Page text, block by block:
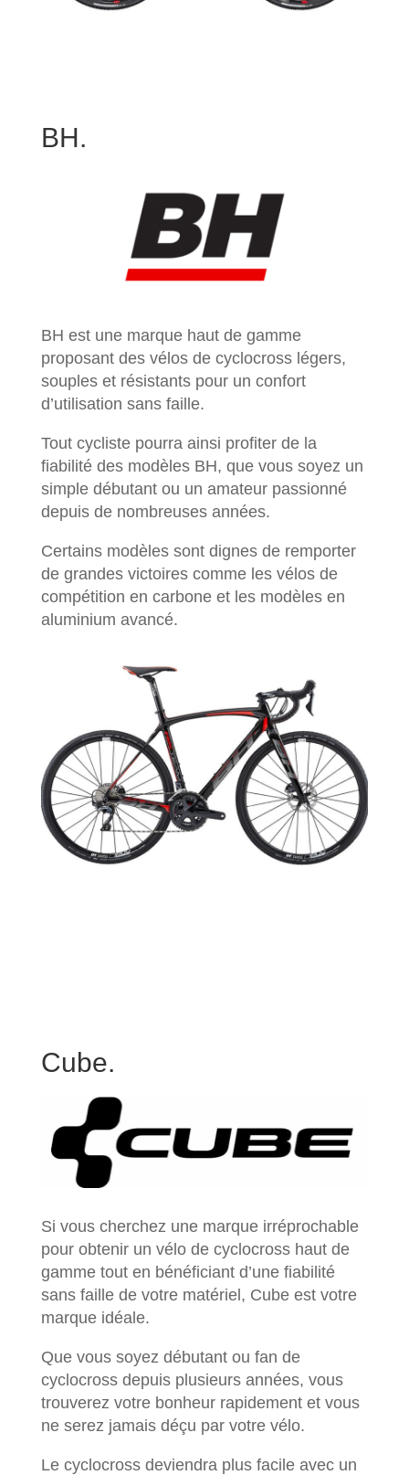
BH.
BH est une marque haut de gamme
proposant des vélos de cyclocross légers,
souples et résistants pour un confort
d’utilisation sans faille.
Tout cycliste pourra ainsi profiter de la
fiabilité des modèles BH, que vous soyez un
simple débutant ou un amateur passionné
depuis de nombreuses années.
Certains modèles sont dignes de remporter
de grandes victoires comme les vélos de
compétition en carbone et les modèles en
aluminium avancé.
Cube.
Si vous cherchez une marque irréprochable
pour obtenir un vélo de cyclocross haut de
gamme tout en bénéficiant d’une fiabilité
sans faille de votre matériel, Cube est votre
marque idéale.
Que vous soyez débutant ou fan de
cyclocross depuis plusieurs années, vous
trouverez votre bonheur rapidement et vous
ne serez jamais déçu par votre vélo.
Le cyclocross deviendra plus facile avec un